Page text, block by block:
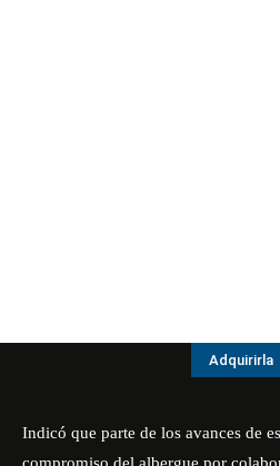
Adquirirla
Indicó que parte de los avances de